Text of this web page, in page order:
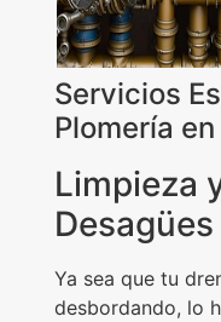
Servicios
Plomería
Limpieza
Desagües
Ya sea que tu
desbordando, lo